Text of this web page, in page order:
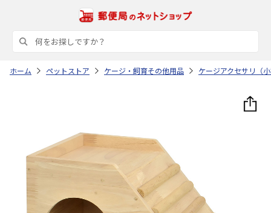
ホーム ペットストア ケージ・飼育その他用品 ケージアクセサリ（